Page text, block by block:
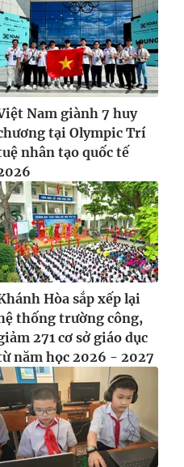
Nam giành 7 huy
tại Olympic Trí
nhân tạo quốc tế
Hòa sắp xếp lại
thống trường công,
271 cơ sở giáo dục
năm học 2026 - 2027